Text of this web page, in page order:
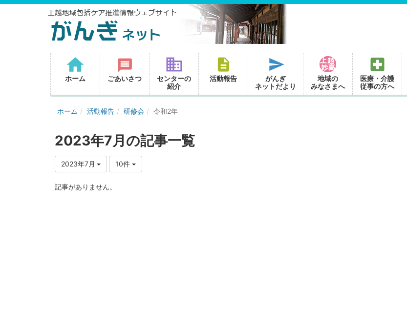
ホーム ごあいさつ
センターの
紹介
活動報告
がんぎ
ネットだより
地域の
みなさまへ
医療・介護
従事の方へ
ホーム 活動報告 研修会 令和2年
2023年7月の記事一覧
2023年7月 10件
記事がありません。